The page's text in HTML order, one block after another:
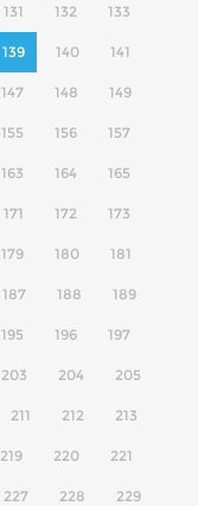
131 132 133
139 140 141
147 148 149
155 156 157
163 164 165
171 172 173
179 180 181
187 188 189
195 196 197
203 204 205
211 212 213
219 220 221
227 228 229